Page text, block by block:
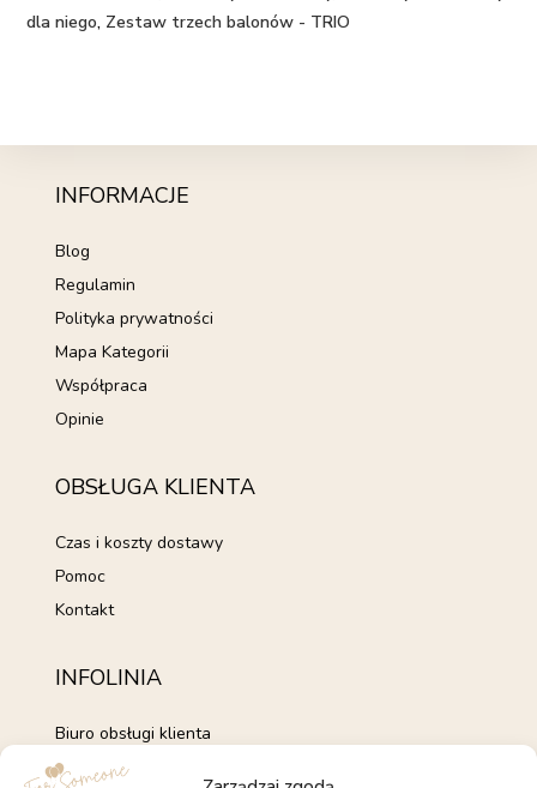
dla niego, Zestaw trzech balonów - TRIO
INFORMACJE
Blog
Regulamin
Polityka prywatności
Mapa Kategorii
Współpraca
Opinie
OBSŁUGA KLIENTA
Czas i koszty dostawy
Pomoc
Kontakt
INFOLINIA
Biuro obsługi klienta
+48 735 843 843